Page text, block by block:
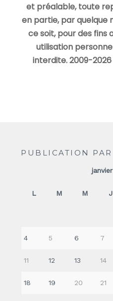
et préalable, toute
en partie, par quelque
ce soit, pour des fins
utilisation
interdite. 2009-2026
PUBLICATION
L M M J
4 5 6 7
11 12 13 14
18 19 20 21